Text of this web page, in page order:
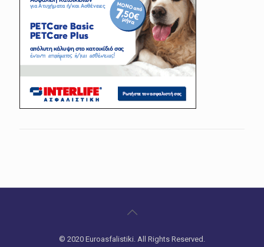
© 2020 Euroasfalistiki. All Rights Reserved.